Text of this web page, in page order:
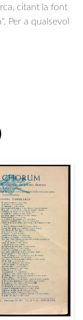
citant la font
Per a qualsevol